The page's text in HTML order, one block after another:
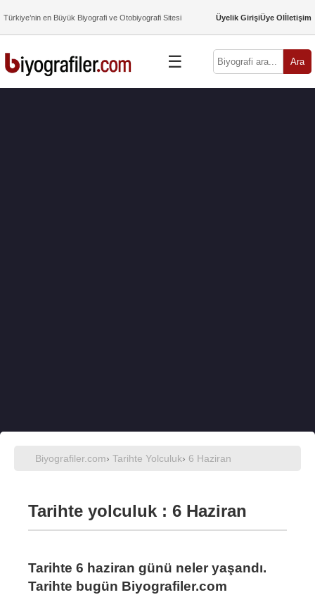
Türkiye’nin en Büyük Biyografi ve Otobiyografi Sitesi Üyelik GirişiÜye Olİletişim
☰ Ara
Biyografiler.com› Tarihte Yolculuk› 6 Haziran
Tarihte yolculuk : 6 Haziran
Tarihte 6 haziran günü neler yaşandı.
Tarihte bugün Biyografiler.com